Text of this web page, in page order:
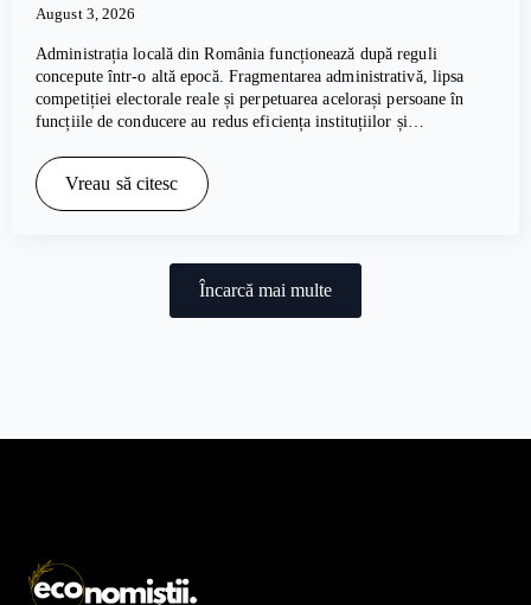
August 3, 2026
Administrația locală din România funcționează după reguli
concepute într-o altă epocă. Fragmentarea administrativă, lipsa
competiției electorale reale și perpetuarea acelorași persoane în
funcțiile de conducere au redus eficiența instituțiilor și…
Vreau să citesc
Încarcă mai multe